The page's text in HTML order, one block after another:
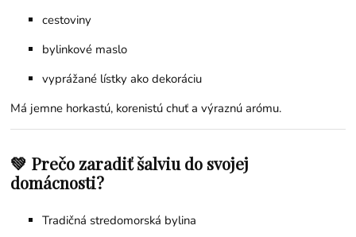
cestoviny
bylinkové maslo
vyprážané lístky ako dekoráciu
Má jemne horkastú, korenistú chuť a výraznú arómu.
💚 Prečo zaradiť šalviu do svojej
domácnosti?
Tradičná stredomorská bylina